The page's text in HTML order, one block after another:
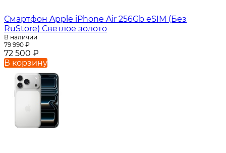
Смартфон Apple iPhone Air 256Gb eSIM (Без
RuStore) Светлое золото
В наличии
79 990 ₽
72 500 ₽
В корзину